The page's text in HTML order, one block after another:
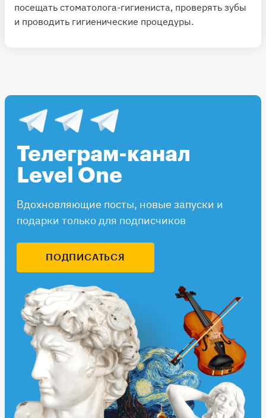
посещать стоматолога-гигиениста, проверять зубы
и проводить гигиенические процедуры.
Телеграм-канал
Level One
Вдохновляющие посты, новые запуски и
подарки только для подписчиков
ПОДПИСАТЬСЯ